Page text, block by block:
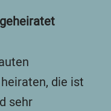
die ist
sehr